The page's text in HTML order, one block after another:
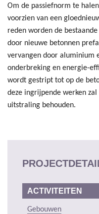
Om de passiefnorm te
voorzien van een
reden worden de
door nieuwe betonnen
vervangen door aluminium
onderbreking en energie-
wordt gestript tot op de
deze ingrijpende werken
uitstraling behouden.
ACTIVITEITEN
Gebouwen